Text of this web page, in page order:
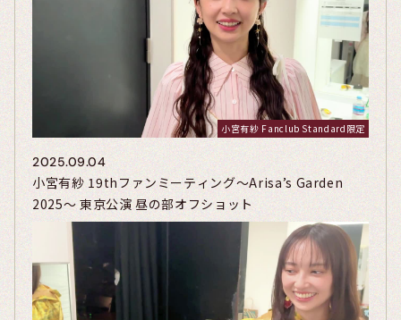
小宮有紗 Fanclub Standard限定
2025.09.04
小宮有紗 19thファンミーティング～Arisa’s Garden
2025～ 東京公演 昼の部オフショット